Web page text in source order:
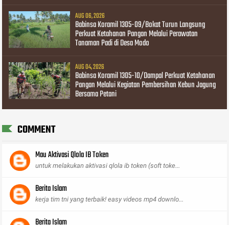
AUG 06, 2026
Babinsa Koramil 1305-09/Bokat Turun Langsung
Perkuat Ketahanan Pangan Melalui Perawatan
Tanaman Padi di Desa Modo
AUG 04, 2026
Babinsa Koramil 1305-10/Dampal Perkuat Ketahanan
Pangan Melalui Kegiatan Pembersihan Kebun Jagung
Bersama Petani
COMMENT
Mau Aktivasi Qlola IB Token
untuk melakukan aktivasi qlola ib token (soft toke...
Berita Islam
kerja tim tni yang terbaik! easy videos mp4 downlo...